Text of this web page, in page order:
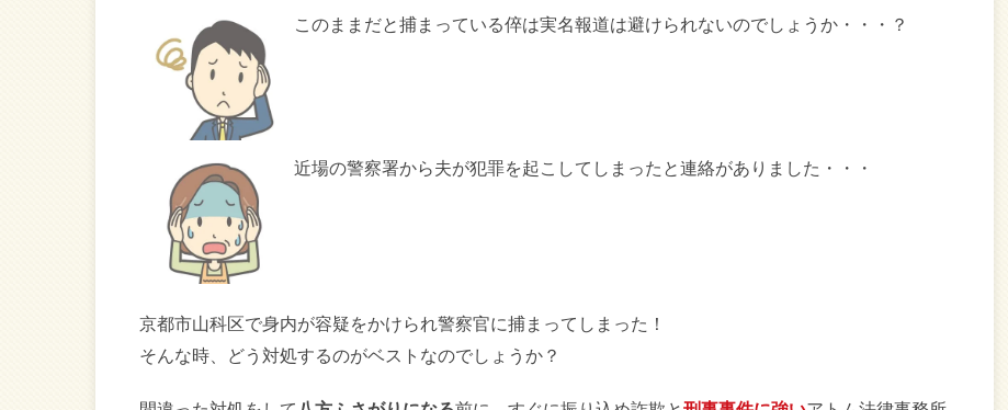
このままだと捕まっている倅は実名報道は避けられないのでしょうか・・・？
近場の警察署から夫が犯罪を起こしてしまったと連絡がありました・・・
京都市山科区で身内が容疑をかけられ警察官に捕まってしまった！
そんな時、どう対処するのがベストなのでしょうか？